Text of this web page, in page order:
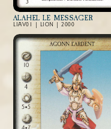
ALAHEL LE MESSAGER
LIAV01 | LION | 2000